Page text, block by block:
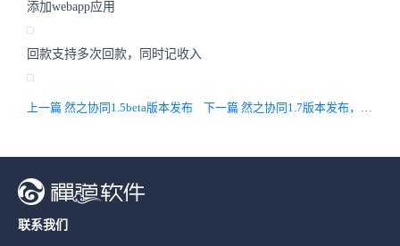
添加webapp应用
回款支持多次回款，同时记收入
上一篇 然之协同1.5beta版本发布 下一篇 然之协同1.7版本发布，调整界面、梳理权限设置
联系我们